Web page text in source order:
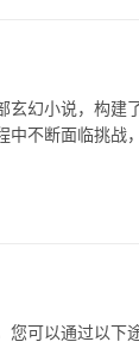
玄幻小说，构
中不断面临挑战
您可以通过以